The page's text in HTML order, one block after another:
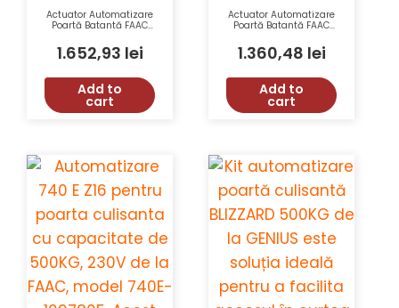
Actuator Automatizare
Poartă Batantă FAAC
24V 300mm 2.5m
1.652,93 lei
Add to
cart
Actuator Automatizare
Poartă Batantă FAAC
300mm 2.5m
1.360,48 lei
Add to
cart